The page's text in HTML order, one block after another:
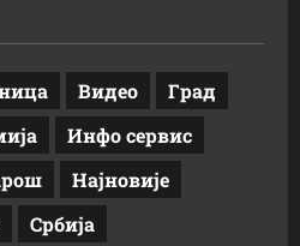
Видео
Град
Инфо сервис
Најновије
Србија